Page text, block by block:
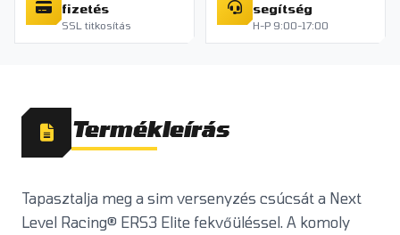
fizetés
SSL titkosítás
segítség
H-P 9:00-17:00
Termékleírás
Tapasztalja meg a sim versenyzés csúcsát a Next
Level Racing® ERS3 Elite fekvőüléssel. A komoly